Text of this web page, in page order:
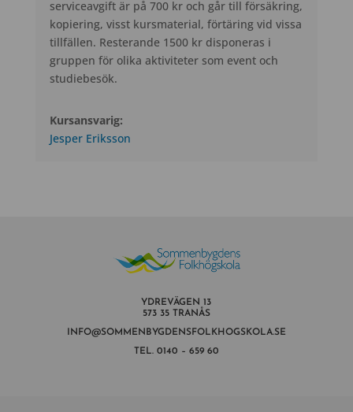
serviceavgift är på 700 kr och går till försäkring,
kopiering, visst kursmaterial, förtäring vid vissa
tillfällen. Resterande 1500 kr disponeras i
gruppen för olika aktiviteter som event och
studiebesök.
Kursansvarig:
Jesper Eriksson
YDREVÄGEN 13
573 35 TRANÅS
INFO@SOMMENBYGDENSFOLKHOGSKOLA.SE
TEL. 0140 – 659 60